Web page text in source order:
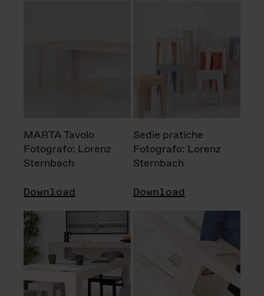
MARTA Tavolo
Fotografo: Lorenz
Sternbach
Download
Sedie pratiche
Fotografo: Lorenz
Sternbach
Download